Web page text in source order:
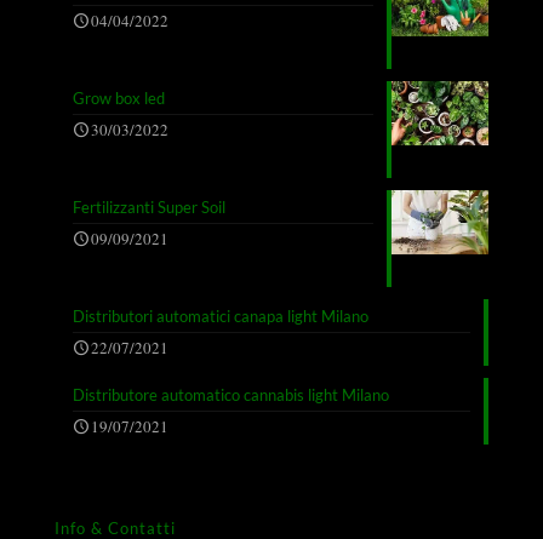
04/04/2022
Grow box led
30/03/2022
Fertilizzanti Super Soil
09/09/2021
Distributori automatici canapa light Milano
22/07/2021
Distributore automatico cannabis light Milano
19/07/2021
Info & Contatti